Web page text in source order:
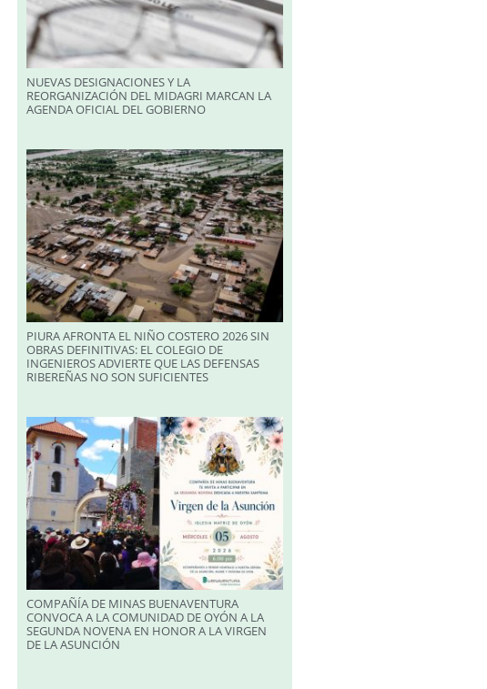
NUEVAS DESIGNACIONES Y LA
REORGANIZACIÓN DEL MIDAGRI MARCAN LA
AGENDA OFICIAL DEL GOBIERNO
PIURA AFRONTA EL NIÑO COSTERO 2026 SIN
OBRAS DEFINITIVAS: EL COLEGIO DE
INGENIEROS ADVIERTE QUE LAS DEFENSAS
RIBEREÑAS NO SON SUFICIENTES
COMPAÑÍA DE MINAS BUENAVENTURA
CONVOCA A LA COMUNIDAD DE OYÓN A LA
SEGUNDA NOVENA EN HONOR A LA VIRGEN
DE LA ASUNCIÓN